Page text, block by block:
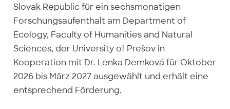
Slovak Republic für ein sechsmonatigen
Forschungsaufenthalt am Department of
Ecology, Faculty of Humanities and Natural
Sciences, der University of Prešov in
Kooperation mit Dr. Lenka Demková für Oktober
2026 bis März 2027 ausgewählt und erhält eine
entsprechend Förderung.